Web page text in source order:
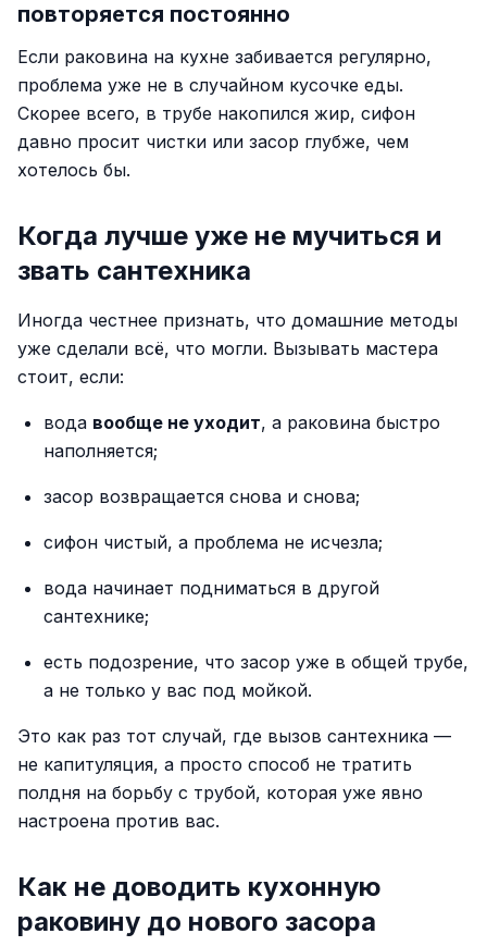
повторяется постоянно
Если раковина на кухне забивается регулярно,
проблема уже не в случайном кусочке еды.
Скорее всего, в трубе накопился жир, сифон
давно просит чистки или засор глубже, чем
хотелось бы.
Когда лучше уже не мучиться и
звать сантехника
Иногда честнее признать, что домашние методы
уже сделали всё, что могли. Вызывать мастера
стоит, если:
вода вообще не уходит, а раковина быстро
наполняется;
засор возвращается снова и снова;
сифон чистый, а проблема не исчезла;
вода начинает подниматься в другой
сантехнике;
есть подозрение, что засор уже в общей трубе,
а не только у вас под мойкой.
Это как раз тот случай, где вызов сантехника —
не капитуляция, а просто способ не тратить
полдня на борьбу с трубой, которая уже явно
настроена против вас.
Как не доводить кухонную
раковину до нового засора